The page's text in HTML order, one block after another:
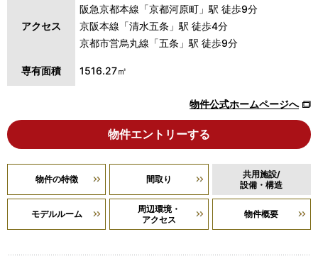
アクセス
阪急京都本線「京都河原町」駅 徒歩9分
京阪本線「清水五条」駅 徒歩4分
京都市営烏丸線「五条」駅 徒歩9分
専有面積 1516.27㎡
物件公式ホームページへ
物件エントリーする
物件の特徴 間取り
共用施設/
設備・構造
モデルルーム
周辺環境・
アクセス
物件概要